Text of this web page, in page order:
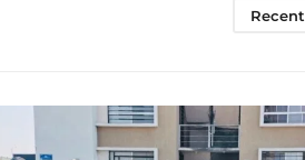
Recent